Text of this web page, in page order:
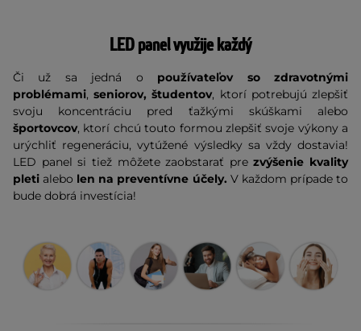
LED panel využije každý
Či už sa jedná o používateľov so zdravotnými
problémami,seniorov, študentov, ktorí potrebujú zlepšiť
svoju koncentráciu pred ťažkými skúškami alebo
športovcov, ktorí chcú touto formou zlepšiť svoje výkony a
urýchliť regeneráciu, vytúžené výsledky sa vždy dostavia!
LED panel si tiež môžete zaobstarať prezvýšenie kvality
pleti alebo len na preventívne účely. V každom prípade to
bude dobrá investícia!